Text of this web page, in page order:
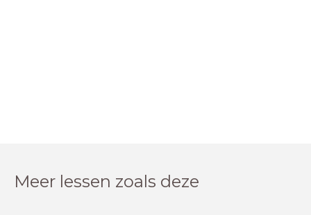
Meer lessen zoals deze